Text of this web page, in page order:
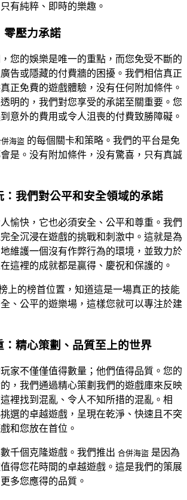
有純粹、即時的樂趣。
零壓力承諾
您的娛樂是唯一的重點，而您免受不斷的
告或隱藏的付費牆的困擾。我們相信真正
正免費的遊戲體驗，没有任何附加條件。
明的，我們對您享受的承諾至關重要。您
意外的費用或令人沮喪的付費致勝障礙。
海盜 的每個關卡和策略。我們的平台是免
是。没有附加條件，没有驚喜，只有真誠
：我們對公平和安全領域的承諾
愉快，它也必須安全、公平和尊重。我們
全沉浸在遊戲的挑戰和刺激中。這就是為
維護一個沒有作弊行為的環境，並致力於
這裡的成就都是贏得、慶祝和保護的。
上的榜首位置，知道這是一場真正的技能
、公平的遊樂場，這樣您就可以專注於建
：精心策劃、品質至上的世界
家不僅僅值得數量；他們值得品質。您的
，我們通過精心策劃我們的遊戲庫來反映
裡找到混亂、令人不知所措的混亂。相
選的卓越遊戲，呈現在乾淨、快速且不突
和您放在首位。
千個克隆遊戲。我們推出 合併海盜 是因為
得您花時間的卓越遊戲。這是我們的策展
多您應得的品質。